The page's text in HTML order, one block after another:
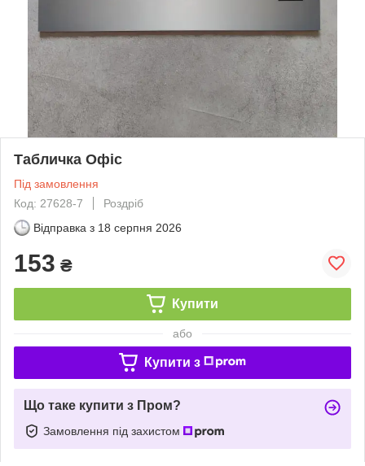
Табличка Офіс
Під замовлення
Код: 27628-7
Роздріб
Відправка з 18 серпня 2026
153 ₴
Купити
або
Купити з
Що таке купити з Пром?
Замовлення під захистом